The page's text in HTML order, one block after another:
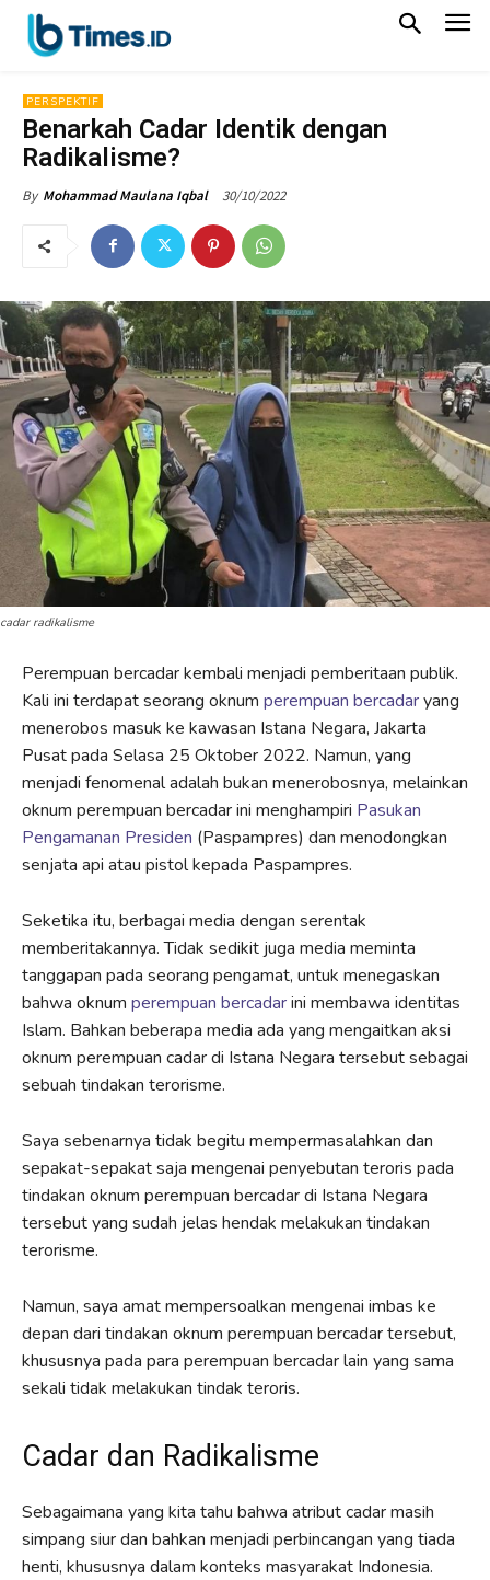
PERSPEKTIF
Benarkah Cadar Identik dengan
Radikalisme?
By Mohammad Maulana Iqbal 30/10/2022
cadar radikalisme
Perempuan bercadar kembali menjadi pemberitaan publik.
Kali ini terdapat seorang oknum perempuan bercadaryang
menerobos masuk ke kawasan Istana Negara, Jakarta
Pusat pada Selasa 25 Oktober 2022. Namun, yang
menjadi fenomenal adalah bukan menerobosnya, melainkan
oknum perempuan bercadar ini menghampiri Pasukan
Pengamanan Presiden (Paspampres) dan menodongkan
senjata api atau pistol kepada Paspampres.
Seketika itu, berbagai media dengan serentak
memberitakannya. Tidak sedikit juga media meminta
tanggapan pada seorang pengamat, untuk menegaskan
bahwa oknum perempuan bercadarini membawa identitas
Islam. Bahkan beberapa media ada yang mengaitkan aksi
oknum perempuan cadar di Istana Negara tersebut sebagai
sebuah tindakan terorisme.
Saya sebenarnya tidak begitu mempermasalahkan dan
sepakat-sepakat saja mengenai penyebutan teroris pada
tindakan oknum perempuan bercadar di Istana Negara
tersebut yang sudah jelas hendak melakukan tindakan
terorisme.
Namun, saya amat mempersoalkan mengenai imbas ke
depan dari tindakan oknum perempuan bercadar tersebut,
khususnya pada para perempuan bercadar lain yang sama
sekali tidak melakukan tindak teroris.
Cadar dan Radikalisme
Sebagaimana yang kita tahu bahwa atribut cadar masih
simpang siur dan bahkan menjadi perbincangan yang tiada
henti, khususnya dalam konteks masyarakat Indonesia.